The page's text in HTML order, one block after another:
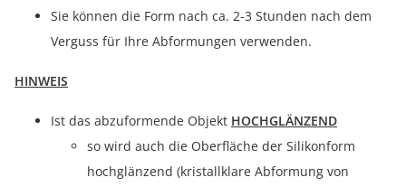
Sie können die Form nach ca. 2-3 Stunden nach dem
Verguss für Ihre Abformungen verwenden.
HINWEIS
Ist das abzuformende Objekt HOCHGLÄNZEND
so wird auch die Oberfläche der Silikonform
hochglänzend (kristallklare Abformung von